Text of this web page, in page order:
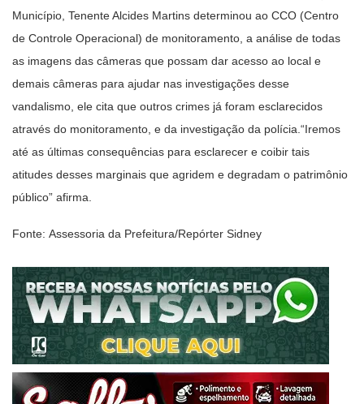
Município, Tenente Alcides Martins determinou ao CCO (Centro
de Controle Operacional) de monitoramento, a análise de todas
as imagens das câmeras que possam dar acesso ao local e
demais câmeras para ajudar nas investigações desse
vandalismo, ele cita que outros crimes já foram esclarecidos
através do monitoramento, e da investigação da polícia.“Iremos
até as últimas consequências para esclarecer e coibir tais
atitudes desses marginais que agridem e degradam o patrimônio
público” afirma.
Fonte: Assessoria da Prefeitura/Repórter Sidney